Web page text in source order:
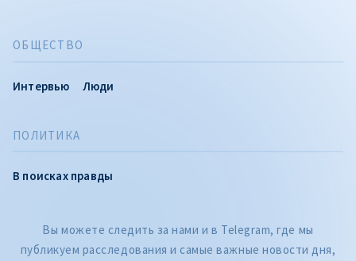
ПОЛИТИКА
В поисках правды
ОБЩЕСТВО
Интервью Люди
Вы можете следить за нами и в Telegram, где мы
публикуем расследования и самые важные новости дня,